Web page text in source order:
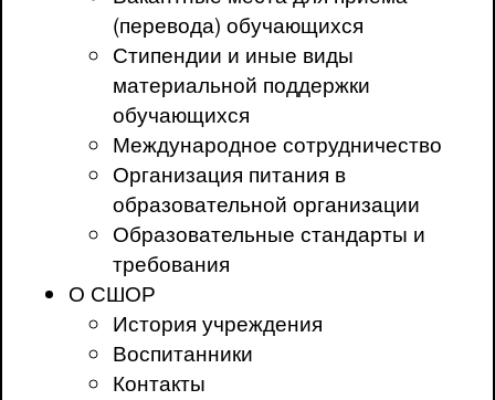
(перевода) обучающихся
Стипендии и иные виды
материальной поддержки
обучающихся
Международное сотрудничество
Организация питания в
образовательной организации
Образовательные стандарты и
требования
О СШОР
История учреждения
Воспитанники
Контакты